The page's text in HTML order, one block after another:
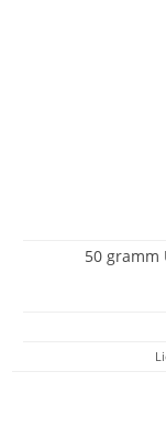
50 gramm